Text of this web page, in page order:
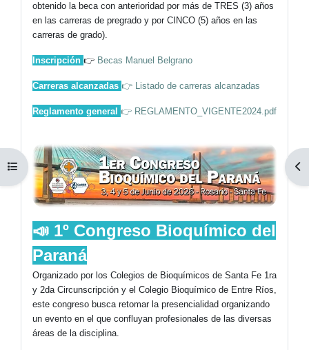
Abrir índice del curso
obtenido la beca con anterioridad por más de TRES (3) años
en las carreras de pregrado y por CINCO (5) años en las
carreras de grado).
Inscripción 👉 Becas Manuel Belgrano
Carreras alcanzadas 👉 Listado de carreras alcanzadas
Reglamento general 👉 REGLAMENTO_VIGENTE2024.pdf
📣 1º Congreso Bioquímico del
Paraná
Organizado por los Colegios de Bioquímicos de Santa Fe 1ra
y 2da Circunscripción y el Colegio Bioquímico de Entre Ríos,
este congreso busca retomar la presencialidad organizando
un evento en el que confluyan profesionales de las diversas
áreas de la disciplina.